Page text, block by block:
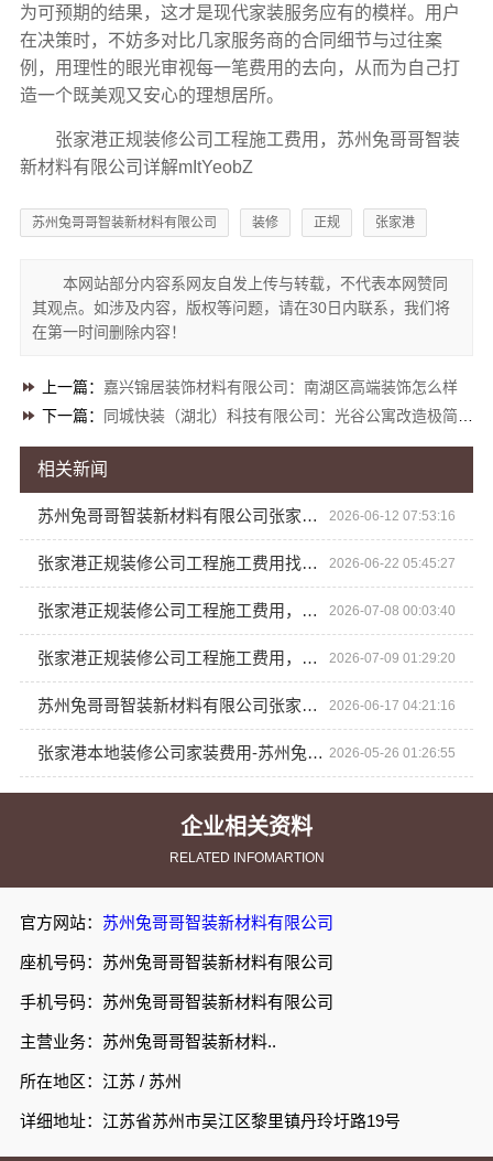
企业相关资料
RELATED INFOMARTION
官方网站： 苏州兔哥哥智装新材料有限公司
座机号码：苏州兔哥哥智装新材料有限公司
手机号码：苏州兔哥哥智装新材料有限公司
主营业务：苏州兔哥哥智装新材料..
所在地区：江苏 / 苏州
详细地址：江苏省苏州市吴江区黎里镇丹玲圩路19号
为可预期的结果，这才是现代家装服务应有的模样。用户
在决策时，不妨多对比几家服务商的合同细节与过往案
例，用理性的眼光审视每一笔费用的去向，从而为自己打
造一个既美观又安心的理想居所。
张家港正规装修公司工程施工费用，苏州兔哥哥智装
新材料有限公司详解mItYeobZ
苏州兔哥哥智装新材料有限公司 装修 正规 张家港
本网站部分内容系网友自发上传与转载，不代表本网赞同
其观点。如涉及内容，版权等问题，请在30日内联系，我们将
在第一时间删除内容！
上一篇： 嘉兴锦居装饰材料有限公司：南湖区高端装饰怎么样
下一篇：
同城快装（湖北）科技有限公司：光谷公寓改造极简风科技家装
相关新闻
苏州兔哥哥智装新材料有限公司张家港正规装修公司工程施工费用 2026-06-12 07:53:16
张家港正规装修公司工程施工费用找苏州兔哥哥智装新材料有限公司 2026-06-22 05:45:27
张家港正规装修公司工程施工费用，苏州兔哥哥智装新材料有限公司详解 2026-07-08 00:03:40
张家港正规装修公司工程施工费用，苏州兔哥哥智装新材料有限公司透明报价 2026-07-09 01:29:20
苏州兔哥哥智装新材料有限公司张家港本地装修公司家装费用 2026-06-17 04:21:16
张家港本地装修公司家装费用-苏州兔哥哥智装新材料有限公司 2026-05-26 01:26:55